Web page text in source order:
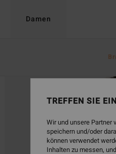
Damen
TREFFEN SIE
Wir und unsere Partner
speichern und/oder
können verwendet
Inhalten zu messen,